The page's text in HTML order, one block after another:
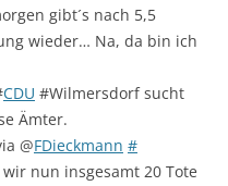
gibt´s nach 5,5
wieder… Na, da bin ich
CDU #Wilmersdorf sucht
Ämter.
@FDieckmann #
nun insgesamt 20 Tote